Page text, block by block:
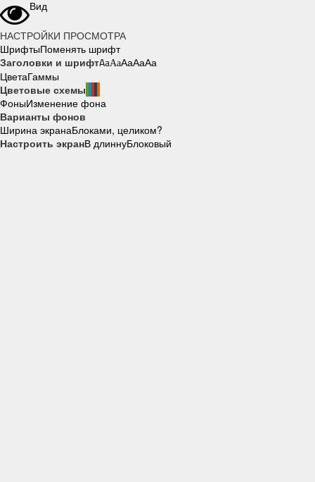
Вид
НАСТРОЙКИ ПРОСМОТРА
ШрифтыПоменять шрифт
Заголовки и шрифтAaAaAaAaAa
ЦветаГаммы
Цветовые схемы
ФоныИзменение фона
Варианты фонов
Ширина экранаБлоками, целиком?
Настроить экранВ длиннуБлоковый